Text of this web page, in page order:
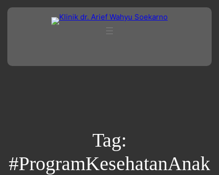
Lewati
Tag:
#ProgramKesehatanAnak